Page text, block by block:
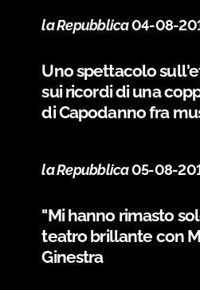
la Repubblica04-08-
Uno spettacolo
sui ricordi di una
di Capodanno fra
la Repubblica05-08-
"Mi hanno rimasto
teatro brillante con
Ginestra